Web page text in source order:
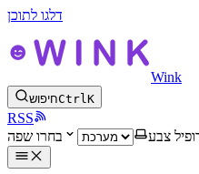
דלגו לתוכן
Wink
חיפושCtrlK
RSS
צבע
בחרו שפה